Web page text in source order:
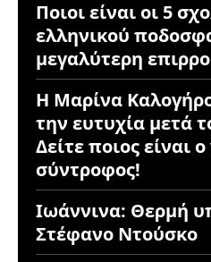
Ποιοι είναι οι 5
ελληνικού
μεγαλύτερη
Η Μαρίνα
την ευτυχία μετά
Δείτε ποιος είναι
σύντροφος!
Ιωάννινα: Θερμή
Στέφανο Ντούσκο